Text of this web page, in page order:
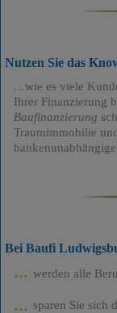
Nutzen Sie das
wie es viele
Ihrer Finanzierung
Baufinanzierung
Traumimmobilie
Bei Baufi
werden alle
sparen Sie sich